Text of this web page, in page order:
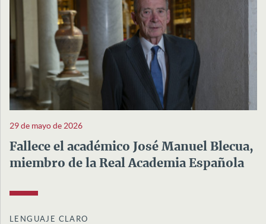
29 de mayo de 2026
Fallece el académico José Manuel Blecua,
miembro de la Real Academia Española
LENGUAJE CLARO